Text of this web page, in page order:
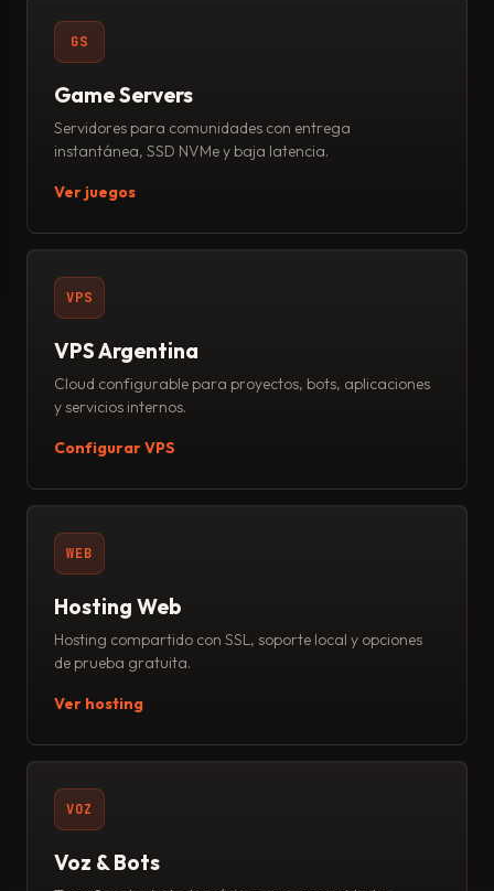
GS
Game Servers
Servidores para comunidades con entrega
instantánea, SSD NVMe y baja latencia.
Ver juegos
VPS
VPS Argentina
Cloud configurable para proyectos, bots, aplicaciones
y servicios internos.
Configurar VPS
WEB
Hosting Web
Hosting compartido con SSL, soporte local y opciones
de prueba gratuita.
Ver hosting
VOZ
Voz & Bots